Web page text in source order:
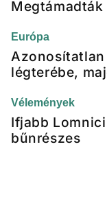
Megtámadták
Európa
légterébe,
Vélemények
Ifjabb
bűnrészes